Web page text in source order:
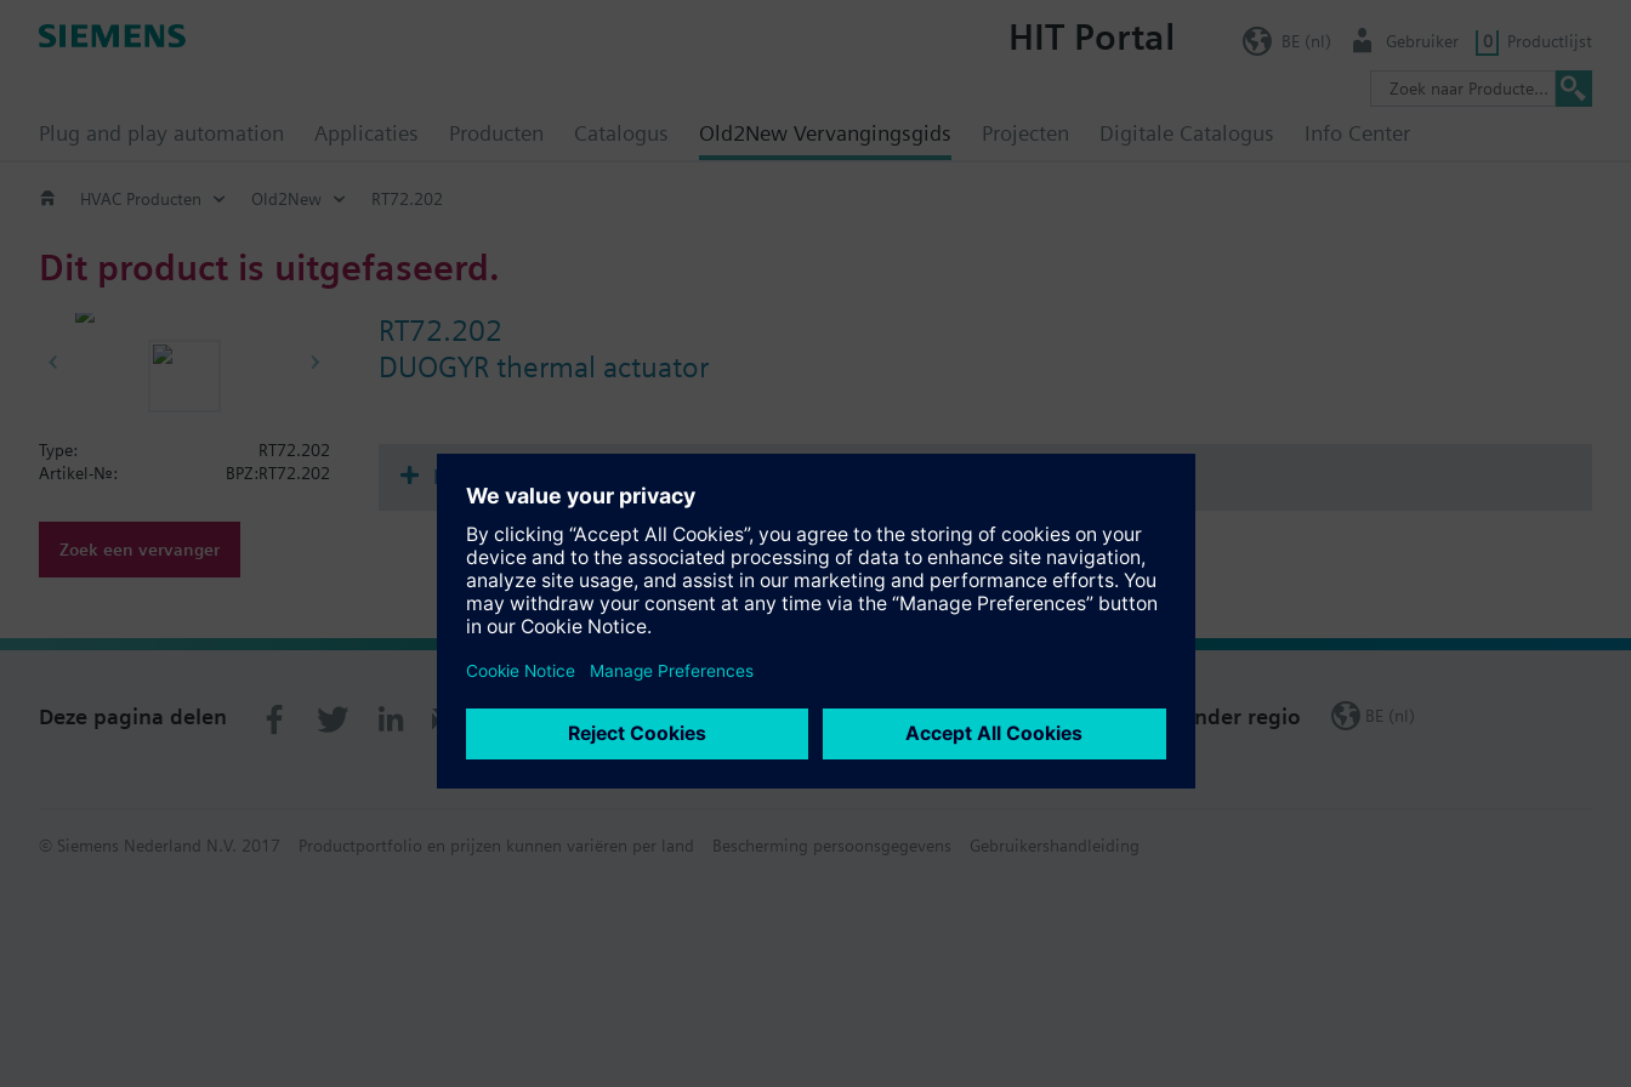
Plug and play automation Applicaties Producten Catalogus Old2New Vervangingsgids Projecten Digitale Catalogus Info Center
HIT Portal BE (nl) Gebruiker 0 Productlijst
HVAC Producten Old2New RT72.202
Dit product is uitgefaseerd.
RT72.202
DUOGYR thermal actuator
Type:
RT72.202
Artikel-Nr.:
BPZ:RT72.202
Zoek een vervanger
Documenten
Deze pagina delen Verander regio BE (nl)
© Siemens Nederland N.V. 2017 Productportfolio en prijzen kunnen variëren per land Bescherming persoonsgegevens Gebruikershandleiding